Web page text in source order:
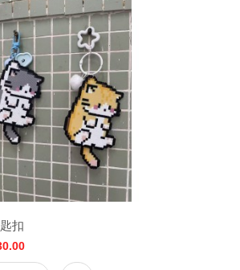
扣